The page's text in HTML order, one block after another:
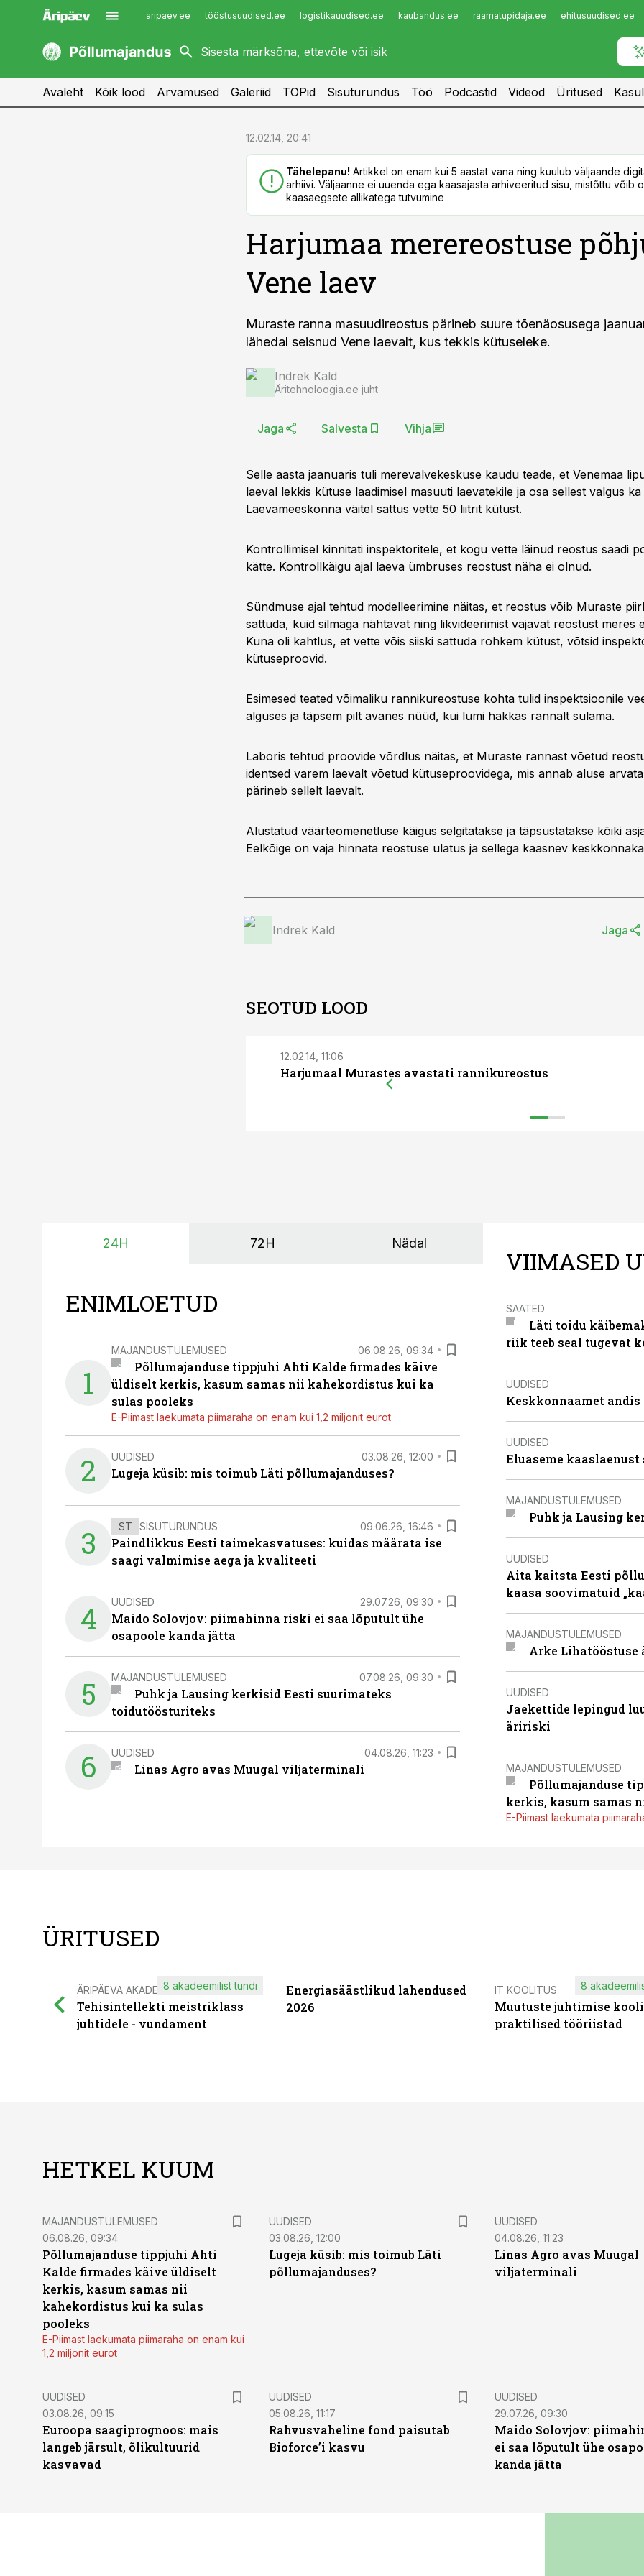
aripaev.ee tööstusuudised.ee logistikauudised.ee kaubandus.ee raamatupidaja.ee ehitusuudised.ee
kaubandus.ee
kinnisvarauudised.ee
imelineajalugu.ee
Infopank
Avaleht Kõik lood Arvamused Galeriid TOPid Sisuturundus Töö Podcastid Videod Üritused
12.02.14, 20:41
Tähelepanu! Artikkel on enam kui 5 aastat vana ning kuulub väljaande
arhiivi. Väljaanne ei uuenda ega kaasajasta arhiveeritud sisu, mistõttu võib
kaasaegsete allikatega tutvumine
Harjumaa merereostuse
Vene laev
Muraste ranna masuudireostus pärineb suure tõenäosusega
lähedal seisnud Vene laevalt, kus tekkis kütuseleke.
Indrek Kald
Äritehnoloogia.ee juht
Jaga Salvesta Vihja
Selle aasta jaanuaris tuli merevalvekeskuse kaudu teade, et Venemaa
laeval lekkis kütuse laadimisel masuuti laevatekile ja osa sellest valgus
Laevameeskonna väitel sattus vette 50 liitrit kütust.
Kontrollimisel kinnitati inspektoritele, et kogu vette läinud reostus saadi
kätte. Kontrollkäigu ajal laeva ümbruses reostust näha ei olnud.
Sündmuse ajal tehtud modelleerimine näitas, et reostus võib Muraste
sattuda, kuid silmaga nähtavat ning likvideerimist vajavat reostust meres
Kuna oli kahtlus, et vette võis siiski sattuda rohkem kütust, võtsid
kütuseproovid.
Esimesed teated võimaliku rannikureostuse kohta tulid inspektsioonile
alguses ja täpsem pilt avanes nüüd, kui lumi hakkas rannalt sulama.
Laboris tehtud proovide võrdlus näitas, et Muraste rannast võetud
identsed varem laevalt võetud kütuseproovidega, mis annab aluse
pärineb sellelt laevalt.
Alustatud väärteomenetluse käigus selgitatakse ja täpsustatakse kõiki
Eelkõige on vaja hinnata reostuse ulatus ja sellega kaasnev
Indrek Kald Jaga
SEOTUD LOOD
12.02.14, 11:06
Harjumaal Murastes avastati rannikureostus
24H 72H Nädal
ENIMLOETUD
1
MAJANDUSTULEMUSED 06.08.26, 09:34
Põllumajanduse tippjuhi Ahti Kalde firmades käive
üldiselt kerkis, kasum samas nii kahekordistus kui ka
sulas pooleks
E-Piimast laekumata piimaraha on enam kui 1,2 miljonit eurot
2 UUDISED 03.08.26, 12:00
Lugeja küsib: mis toimub Läti põllumajanduses?
3 ST SISUTURUNDUS 09.06.26, 16:46
Paindlikkus Eesti taimekasvatuses: kuidas määrata ise
saagi valmimise aega ja kvaliteeti
4 UUDISED 29.07.26, 09:30
Maido Solovjov: piimahinna riski ei saa lõputult ühe
osapoole kanda jätta
5 MAJANDUSTULEMUSED 07.08.26, 09:30
Puhk ja Lausing kerkisid Eesti suurimateks
toidutöösturiteks
6 UUDISED 04.08.26, 11:23
Linas Agro avas Muugal viljaterminali
VIIMASED
SAATED
Läti toidu
riik teeb seal tugevat
UUDISED
Keskkonnaamet
UUDISED
Eluaseme kaaslaenust
MAJANDUSTULEMUSED
Puhk ja Lausing
UUDISED
Aita kaitsta Eesti
kaasa soovimatuid
MAJANDUSTULEMUSED
Arke Lihatööstuse
UUDISED
Jaekettide lepingud
äririski
MAJANDUSTULEMUSED
Põllumajanduse
kerkis, kasum samas
E-Piimast laekumata
ÜRITUSED
ÄRIPÄEVA AKADEEMIA
Tehisintellekti meistriklass
juhtidele - vundament
8 akadeemilist tundi
Energiasäästlikud lahendused
2026
IT KOOLITUS
Muutuste juhtimise
praktilised tööriistad
8
HETKEL KUUM
MAJANDUSTULEMUSED
06.08.26, 09:34
Põllumajanduse tippjuhi Ahti
Kalde firmades käive üldiselt
kerkis, kasum samas nii
kahekordistus kui ka sulas
pooleks
E-Piimast laekumata piimaraha on enam kui
1,2 miljonit eurot
UUDISED
03.08.26, 12:00
Lugeja küsib: mis toimub Läti
põllumajanduses?
UUDISED
04.08.26, 11:23
Linas Agro avas Muugal
viljaterminali
UUDISED
03.08.26, 09:15
Euroopa saagiprognoos: mais
langeb järsult, õlikultuurid
kasvavad
UUDISED
05.08.26, 11:17
Rahvusvaheline fond paisutab
Bioforce’i kasvu
UUDISED
29.07.26, 09:30
Maido Solovjov:
ei saa lõputult ühe
kanda jätta